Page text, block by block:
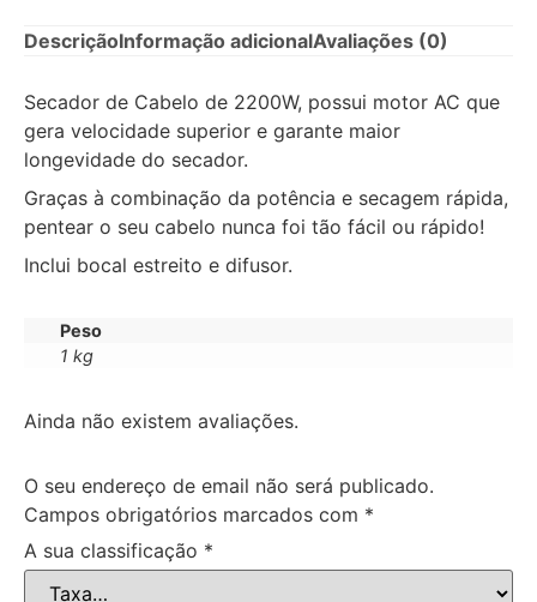
DescriçãoInformação adicionalAvaliações (0)
Secador de Cabelo de 2200W, possui motor AC que
gera velocidade superior e garante maior
longevidade do secador.
Graças à combinação da potência e secagem rápida,
pentear o seu cabelo nunca foi tão fácil ou rápido!
Inclui bocal estreito e difusor.
Peso
1 kg
Ainda não existem avaliações.
O seu endereço de email não será publicado.
Campos obrigatórios marcados com *
A sua classificação *